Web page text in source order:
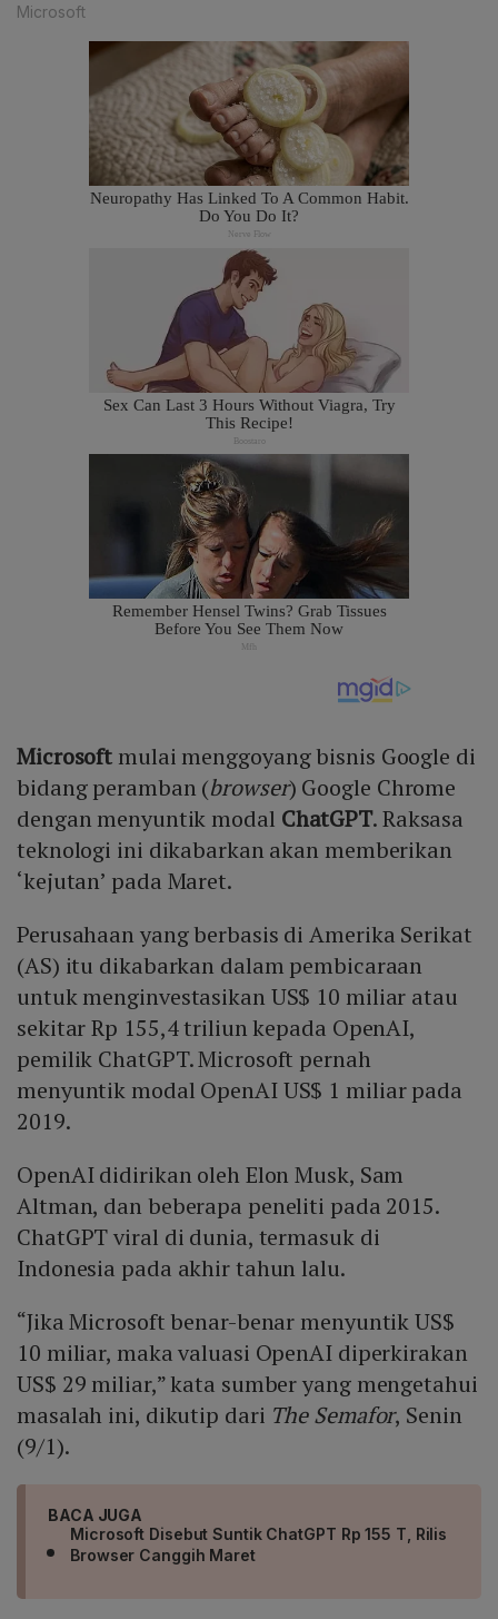
Microsoft
Microsoft mulai menggoyang bisnis Google di
bidang peramban (browser) Google Chrome
dengan menyuntik modal ChatGPT. Raksasa
teknologi ini dikabarkan akan memberikan
‘kejutan’ pada Maret.
Perusahaan yang berbasis di Amerika Serikat
(AS) itu dikabarkan dalam pembicaraan
untuk menginvestasikan US$ 10 miliar atau
sekitar Rp 155,4 triliun kepada OpenAI,
pemilik ChatGPT. Microsoft pernah
menyuntik modal OpenAI US$ 1 miliar pada
2019.
OpenAI didirikan oleh Elon Musk, Sam
Altman, dan beberapa peneliti pada 2015.
ChatGPT viral di dunia, termasuk di
Indonesia pada akhir tahun lalu.
“Jika Microsoft benar-benar menyuntik US$
10 miliar, maka valuasi OpenAI diperkirakan
US$ 29 miliar,” kata sumber yang mengetahui
masalah ini, dikutip dari The Semafor, Senin
(9/1).
BACA JUGA
Microsoft Disebut Suntik ChatGPT Rp 155 T, Rilis
Browser Canggih Maret